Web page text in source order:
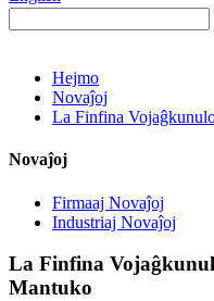
Hejmo
Novaĵoj
La Finfina
Novaĵoj
Firmaaj Novaĵoj
Industriaj Novaĵoj
La Finfina
Mantuko